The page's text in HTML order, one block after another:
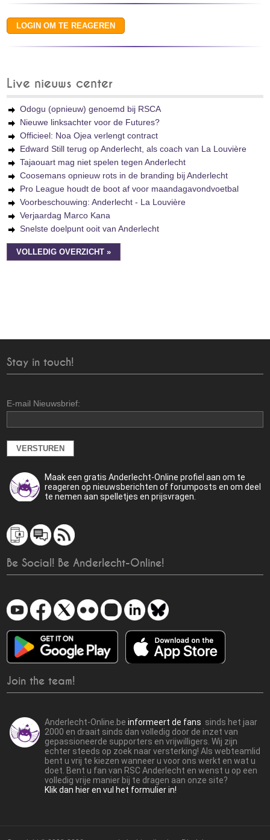
Live nieuws center
Odogu (opnieuw) genoemd bij RSCA
Nieuwe linksachter voor de Futures?
Officieel: Noa Ojea verlengt contract
Edward Still terug op Anderlecht, als coach van La Louvière
Tajaouart mag niet spelen tegen Anderlecht
Coosemans opnieuw rots in de branding bij Anderlecht
Pro League houdt de boot af voor maandagavondvoetbal
Voorbeschouwing: Anderlecht - La Louvière
Verjaardag Marco Kana
Snelste doelpunt ooit van Anderlecht
VOLLEDIG OVERZICHT »
Stay in touch!
E-mail Nieuwsbrief:
Maak een gratis Anderlecht-Online profiel aan om te
reageren op nieuwsberichten of forumposts en om deel
te nemen aan spelletjes en prijsvragen.
Be Social! Be Anderlecht-Online!
Join the team!
Anderlecht-Online.beinformeert de fans sinds het jaar
2000 en draait sinds dan volledig door de inzet van
gepassioneerde supporters en vrijwilligers. Wij zijn
echter steeds op zoek naar versterking! Als webteamlid
bent u vrij te kiezen wanneer u voor ons werkt en wat u
doet. Bent u fan van RSC Anderlecht en wenst u op een
volledig vrije manier bij te dragen aan onze site?
Klik dan hier en vul het formulier in!